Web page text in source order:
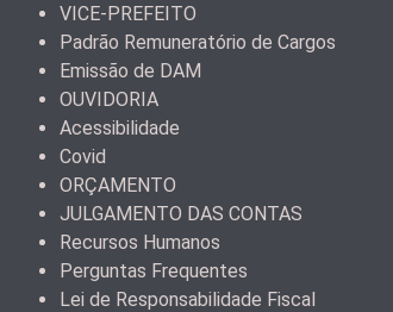
VICE-PREFEITO
Padrão Remuneratório de Cargos
Emissão de DAM
OUVIDORIA
Acessibilidade
Covid
ORÇAMENTO
JULGAMENTO DAS CONTAS
Recursos Humanos
Perguntas Frequentes
Lei de Responsabilidade Fiscal